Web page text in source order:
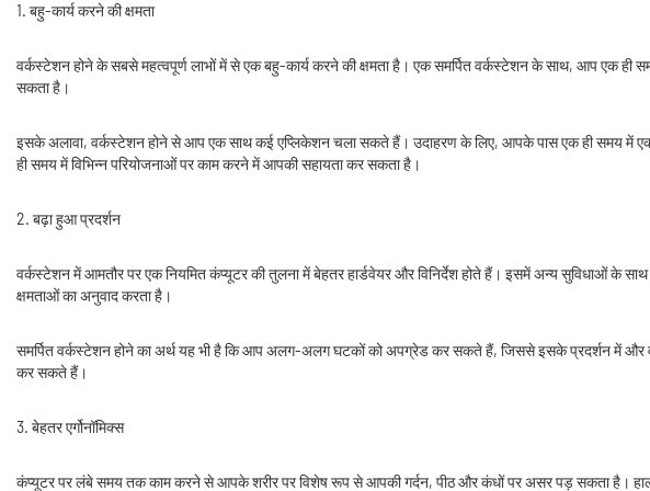
1. बहु-कार्य करने की क्षमता
वर्कस्टेशन होने के सबसे महत्वपूर्ण लाभों में से एक बहु-कार्य करने की क्षमता है। एक समर्पित वर्कस्टेशन के साथ, आप
सकता है।
इसके अलावा, वर्कस्टेशन होने से आप एक साथ कई एप्लिकेशन चला सकते हैं। उदाहरण के लिए, आपके पास एक ही समय में
ही समय में विभिन्न परियोजनाओं पर काम करने में आपकी सहायता कर सकता है।
2. बढ़ा हुआ प्रदर्शन
वर्कस्टेशन में आमतौर पर एक नियमित कंप्यूटर की तुलना में बेहतर हार्डवेयर और विनिर्देश होते हैं। इसमें अन्य सुविधाओं
क्षमताओं का अनुवाद करता है।
समर्पित वर्कस्टेशन होने का अर्थ यह भी है कि आप अलग-अलग घटकों को अपग्रेड कर सकते हैं, जिससे इसके प्रदर्शन में और
कर सकते हैं।
3. बेहतर एर्गोनॉमिक्स
कंप्यूटर पर लंबे समय तक काम करने से आपके शरीर पर विशेष रूप से आपकी गर्दन, पीठ और कंधों पर असर पड़ सकता